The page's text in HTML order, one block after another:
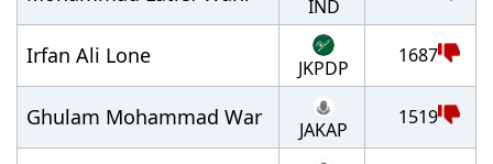
IND
Irfan Ali Lone JKPDP
1687
Ghulam Mohammad War JAKAP
1519